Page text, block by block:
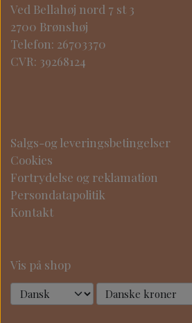
Ved Bellahøj nord 7 st 3
2700 Brønshøj
Telefon: 26703370
CVR: 39268124
Salgs-og leveringsbetingelser
Cookies
Fortrydelse og reklamation
Persondatapolitik
Kontakt
Vis på shop